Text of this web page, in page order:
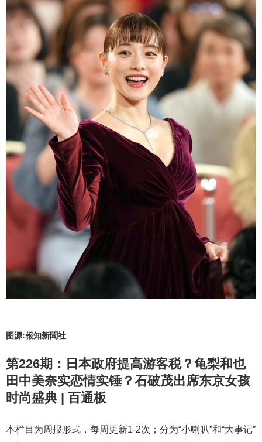
图源:報知新聞社
第226期：日本政府提高游客税？龟梨和也
田中美奈实恋情实锤？石破茂出席东京女孩
时尚盛典 | 百通板
本栏目为周报形式，每周更新1-2次；分为“小喇叭”和“大事记”